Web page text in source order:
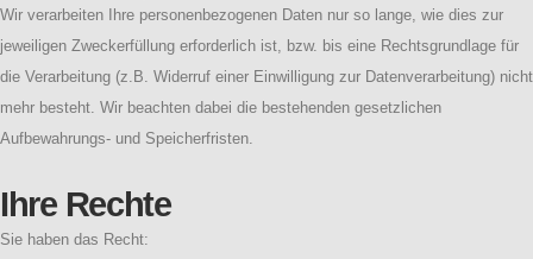
Wir verarbeiten Ihre personenbezogenen Daten nur so lange, wie dies zur
jeweiligen Zweckerfüllung erforderlich ist, bzw. bis eine Rechtsgrundlage für
die Verarbeitung (z.B. Widerruf einer Einwilligung zur Datenverarbeitung) nicht
mehr besteht. Wir beachten dabei die bestehenden gesetzlichen
Aufbewahrungs- und Speicherfristen.
Ihre Rechte
Sie haben das Recht: